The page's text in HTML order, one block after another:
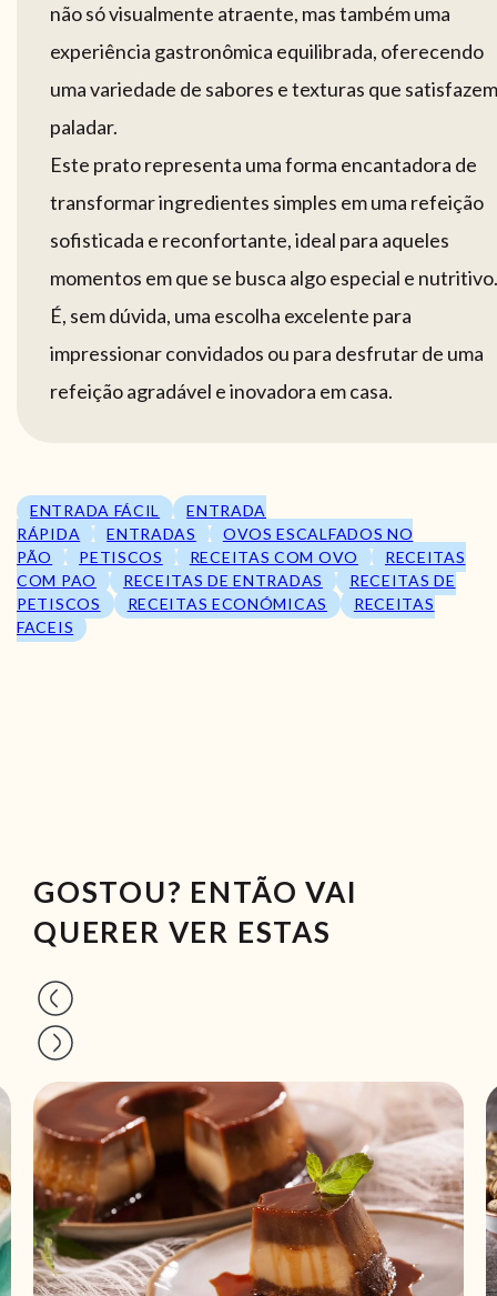
não só visualmente atraente, mas também uma
experiência gastronômica equilibrada, oferecendo
uma variedade de sabores e texturas que
paladar.
Este prato representa uma forma encantadora de
transformar ingredientes simples em uma refeição
sofisticada e reconfortante, ideal para aqueles
momentos em que se busca algo especial e nutritivo.
É, sem dúvida, uma escolha excelente para
impressionar convidados ou para desfrutar de uma
refeição agradável e inovadora em casa.
ENTRADA FÁCIL
ENTRADA
RÁPIDA
ENTRADAS
OVOS ESCALFADOS NO
PÃO
PETISCOS RECEITAS COM OVO
RECEITAS
COM PAO
RECEITAS DE ENTRADAS
RECEITAS DE
PETISCOS
RECEITAS ECONÓMICAS
RECEITAS
FACEIS
GOSTOU? ENTÃO VAI
QUERER VER ESTAS